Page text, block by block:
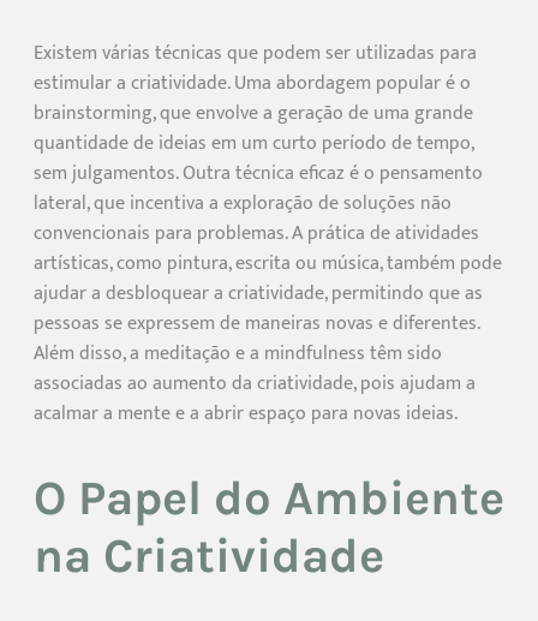
Existem várias técnicas que podem ser utilizadas para
estimular a criatividade. Uma abordagem popular é o
brainstorming, que envolve a geração de uma grande
quantidade de ideias em um curto período de tempo,
sem julgamentos. Outra técnica eficaz é o pensamento
lateral, que incentiva a exploração de soluções não
convencionais para problemas. A prática de atividades
artísticas, como pintura, escrita ou música, também pode
ajudar a desbloquear a criatividade, permitindo que as
pessoas se expressem de maneiras novas e diferentes.
Além disso, a meditação e a mindfulness têm sido
associadas ao aumento da criatividade, pois ajudam a
acalmar a mente e a abrir espaço para novas ideias.
O Papel do Ambiente
na Criatividade